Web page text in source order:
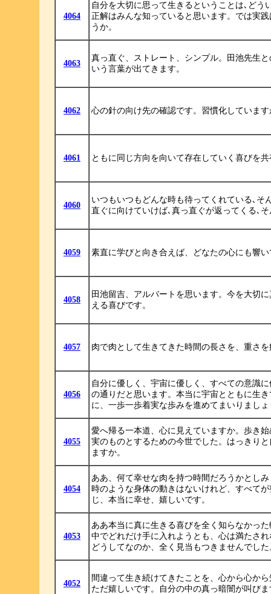
4064
自分を大切に思って生きるということは､どう
正解はみんな知っていると思います。では実
うか。
4063
真っ直ぐ、ストレート、シンプル。田池先生
いう言葉が出てきます。
4062 心の針の向け先の確認です。習慣化しています
4061 ともに同じ方向を向いて存在していく喜びを
4060
いつもいつもどんな時も待ってくれている､そ
直ぐに向けていけば､真っ直ぐが返ってくる､
4059 素直に学びと向き合えば、どなたの心にも響
4058
田池留吉、アルバートを思います。今を大切
える喜びです。
4057 肉で肉として生きてきた時間の長さを、重さ
4056
自分に優しく、宇宙に優しく、すべての意識
の通りだと思います。本当に宇宙とともに生
に、一歩一歩着実な歩みを進めてまいりましょ
4055
愛へ帰る一本道、心に見えていますか。歩き
実のものとするための今世でした。はっきり
ますか。
4054
ああ、何て幸せな肉を持つ時間だろうかとし
時のような身体の動きはないけれど、すべて
じ、本当に幸せ、嬉しいです。
4053
ああ本当に真に生きる喜びを全く知らなかっ
中でどれだけ手に入れようとも、心は満たさ
どうしてなのか、全く見当もつきませんでした
4052
間違って生き続けてきたことを、心から心か
ただ嬉しいです。自分の中の真っ暗闇が叫びま